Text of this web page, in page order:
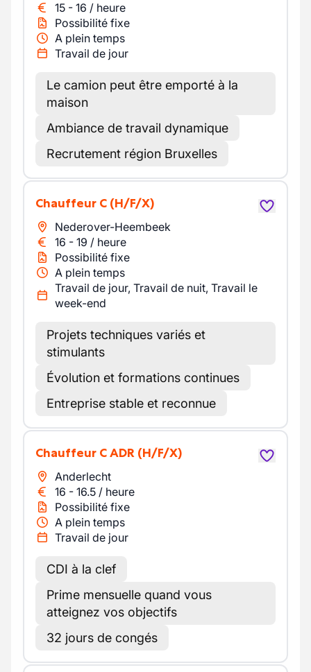
15 - 16 / heure
Possibilité fixe
A plein temps
Travail de jour
Le camion peut être emporté à la
maison
Ambiance de travail dynamique
Recrutement région Bruxelles
Chauffeur C (H/F/X)
Nederover-Heembeek
16 - 19 / heure
Possibilité fixe
A plein temps
Travail de jour, Travail de nuit, Travail le
week-end
Projets techniques variés et
stimulants
Évolution et formations continues
Entreprise stable et reconnue
Chauffeur C ADR (H/F/X)
Anderlecht
16 - 16.5 / heure
Possibilité fixe
A plein temps
Travail de jour
CDI à la clef
Prime mensuelle quand vous
atteignez vos objectifs
32 jours de congés